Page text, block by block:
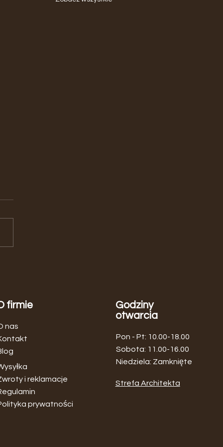
firmie
nas
i reklamacje
prywatności
Godziny
otwarcia
Pon - Pt: 10.00-18.00
​​Sobota: 11.00-16.00
Niedziela: Zamknięte
Strefa Architekta